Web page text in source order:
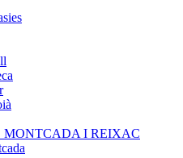
MONTCADA I REIXAC